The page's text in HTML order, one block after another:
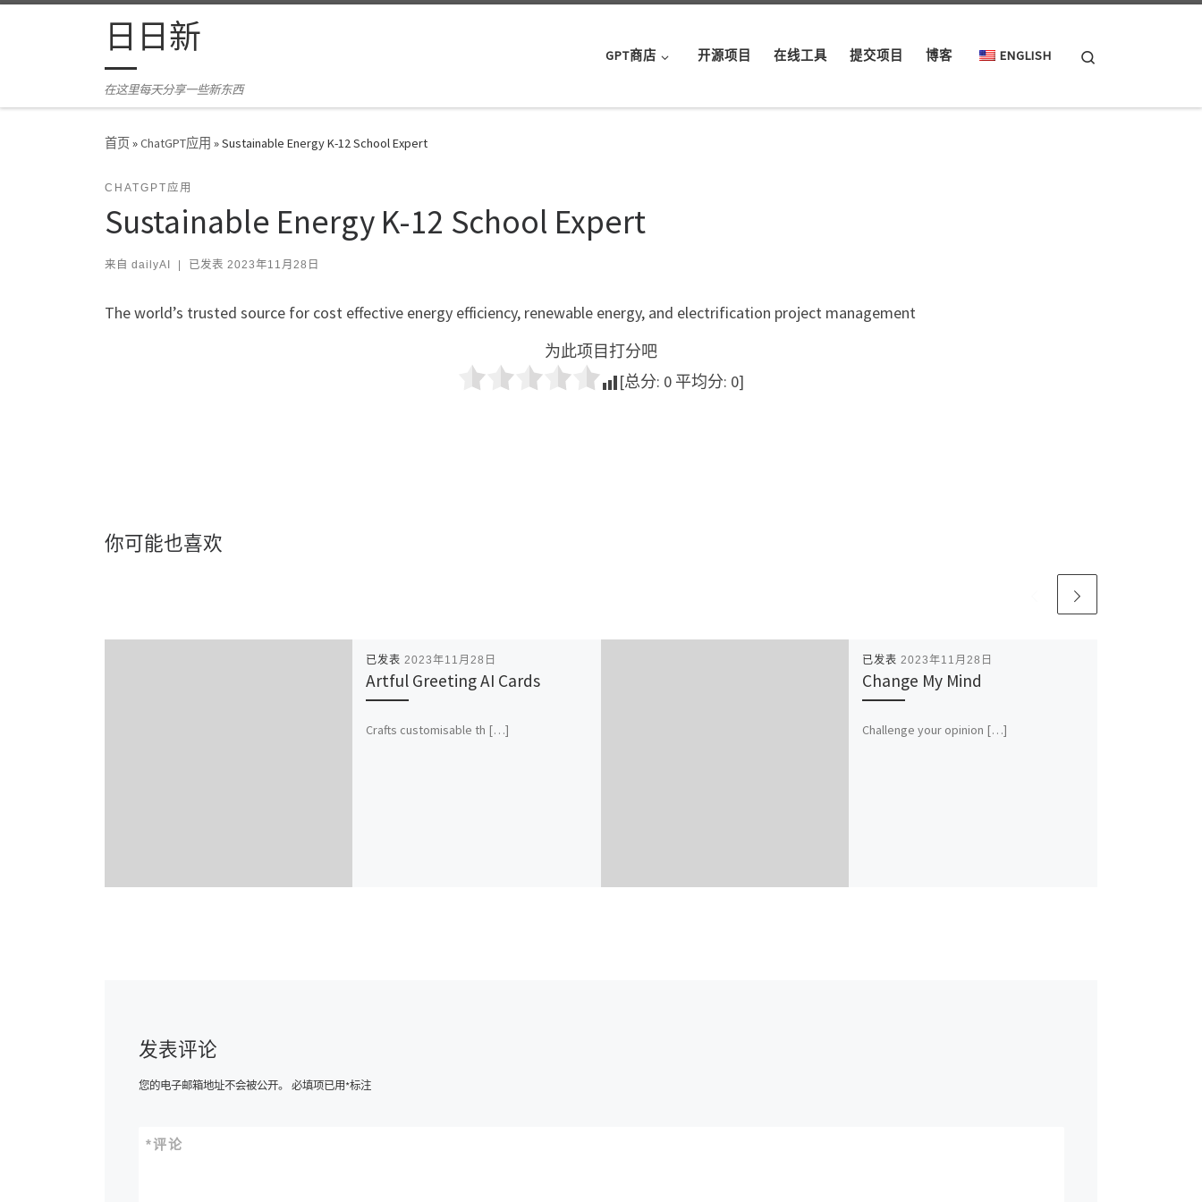
Skip to content日日新
在这里每天分享一些新东西
GPT商店 开源项目 在线工具 提交项目 博客 ENGLISH
首页»ChatGPT应用 »Sustainable Energy K-12 School Expert
CHATGPT应用
Sustainable Energy K-12 School Expert
来自 dailyAI 已发表 2023年11月28日
The world’s trusted source for cost effective energy efficiency, renewable energy, and electrification project management
为此项目打分吧
[总分: 0 平均分: 0]
你可能也喜欢
已发表 2023年11月28日
Artful Greeting AI Cards
Crafts customisable th […]
已发表 2023年11月28日
Change My Mind
Challenge your opinion […]
发表评论
您的电子邮箱地址不会被公开。 必填项已用*标注
评论
*